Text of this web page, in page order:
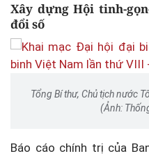
Xây dựng Hội tinh-
đổi số
Tổng Bí thư, Chủ tịch nước
(Ảnh:
Báo cáo chính trị của